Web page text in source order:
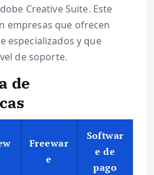
Creative Suite. Este
empresas que ofrecen
especializados y que
de soporte.
de
Freewar
e
Softwar
e de
pago